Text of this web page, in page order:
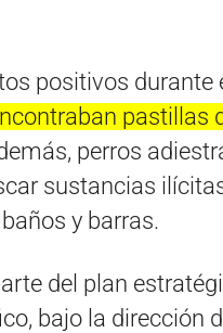
positivos durante
pastillas
perros
sustancias
y barras.
del plan
bajo la dirección